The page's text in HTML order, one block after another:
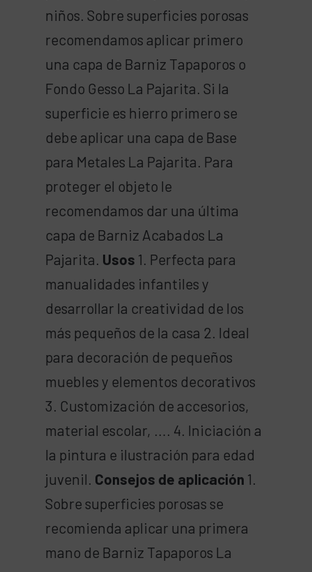
niños. Sobre superficies porosas
recomendamos aplicar primero
una capa de Barniz Tapaporos o
Fondo Gesso La Pajarita. Si la
superficie es hierro primero se
debe aplicar una capa de Base
para Metales La Pajarita. Para
proteger el objeto le
recomendamos dar una última
capa de Barniz Acabados La
Pajarita. Usos 1. Perfecta para
manualidades infantiles y
desarrollar la creatividad de los
más pequeños de la casa 2. Ideal
para decoración de pequeños
muebles y elementos decorativos
3. Customización de accesorios,
material escolar, …. 4. Iniciación a
la pintura e ilustración para edad
juvenil. Consejos de aplicación 1.
Sobre superficies porosas se
recomienda aplicar una primera
mano de Barniz Tapaporos La